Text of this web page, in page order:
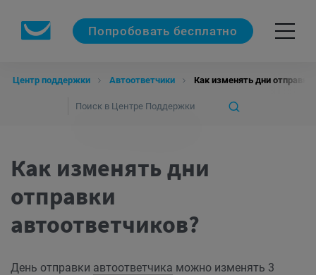
Попробовать бесплатно
Центр поддержки Автоответчики Как изменять дни отправки
Как изменять дни
отправки
автоответчиков?
День отправки автоответчика можно изменять 3